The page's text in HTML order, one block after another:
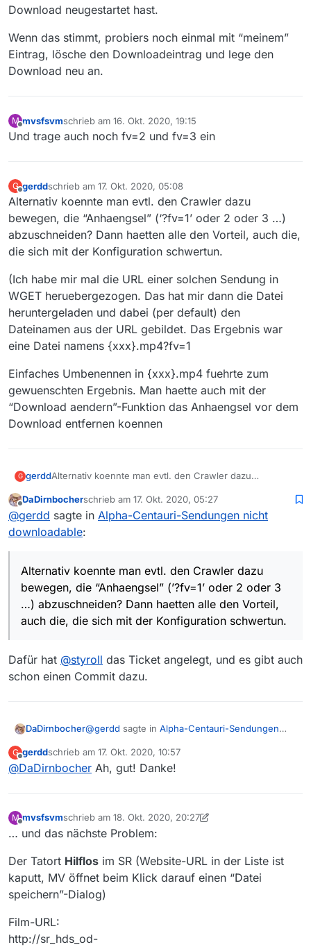
Download neugestartet hast.
Wenn das stimmt, probiers noch einmal mit “meinem”
Eintrag, lösche den Downloadeintrag und lege den
Download neu an.
M
Offline
mvsfsvmschrieb am 16. Okt. 2020, 19:15
zuletzt editiert von
Und trage auch noch fv=2 und fv=3 ein
G
Offline
gerddschrieb am 17. Okt. 2020, 05:08
zuletzt editiert von
Alternativ koennte man evtl. den Crawler dazu
bewegen, die “Anhaengsel” (‘?fv=1’ oder 2 oder 3 …)
abzuschneiden? Dann haetten alle den Vorteil, auch die,
die sich mit der Konfiguration schwertun.
(Ich habe mir mal die URL einer solchen Sendung in
WGET heruebergezogen. Das hat mir dann die Datei
heruntergeladen und dabei (per default) den
Dateinamen aus der URL gebildet. Das Ergebnis war
eine Datei namens {xxx}.mp4?fv=1
Einfaches Umbenennen in {xxx}.mp4 fuehrte zum
gewuenschten Ergebnis. Man haette auch mit der
“Download aendern”-Funktion das Anhaengsel vor dem
Download entfernen koennen
G gerddAlternativ koennte man evtl. den Crawler dazu
abzuschneiden? Dann haetten alle den Vorteil, auch die,
die sich mit der Konfiguration schwertun.
(Ich habe mir mal die URL einer solchen Sendung in
WGET heruebergezogen. Das hat mir dann die Datei
heruntergeladen und dabei (per default) den
Einfaches Umbenennen in {xxx}.mp4 fuehrte zum
Download entfernen koennen
Offline
DaDirnbocherschrieb am 17. Okt. 2020, 05:27
zuletzt editiert von
@gerdd sagte in Alpha-Centauri-Sendungen nicht
downloadable:
Alternativ koennte man evtl. den Crawler dazu
bewegen, die “Anhaengsel” (’?fv=1’ oder 2 oder 3
…) abzuschneiden? Dann haetten alle den Vorteil,
auch die, die sich mit der Konfiguration schwertun.
Dafür hat @styroll das Ticket angelegt, und es gibt auch
schon einen Commit dazu.
DaDirnbocher@gerdd sagte in Alpha-Centauri-Sendungen
Alternativ koennte man evtl. den Crawler
mit der Konfiguration schwertun.
G
Offline
gerddschrieb am 17. Okt. 2020, 10:57
zuletzt editiert von
@DaDirnbocher Ah, gut! Danke!
M
Offline
mvsfsvmschrieb am 18. Okt. 2020, 20:27
zuletzt editiert von mvsfsvm
… und das nächste Problem:
Der Tatort Hilflos im SR (Website-URL in der Liste ist
kaputt, MV öffnet beim Klick darauf einen “Datei
speichern”-Dialog)
Film-URL:
http://sr_hds_od-